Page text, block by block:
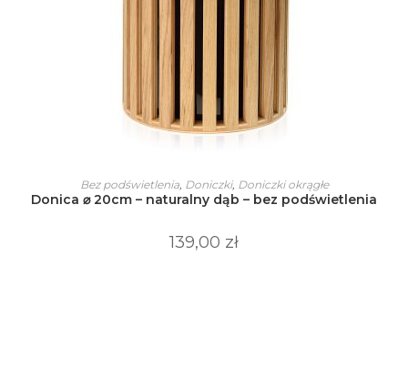
WYBIERZ OPCJE
produkt
ma
wiele
można
Bez podświetlenia, Doniczki, Doniczki okrągłe
Donica ⌀ 20cm – naturalny dąb – bez podświetlenia
139,00 zł